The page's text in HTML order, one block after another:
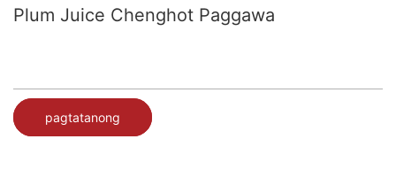
Plum Juice Chenghot Paggawa
pagtatanong